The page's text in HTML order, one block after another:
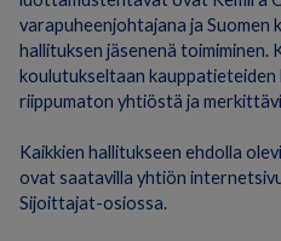
varapuheenjohtajana ja Suomen
hallituksen jäsenenä toimiminen.
koulutukseltaan kauppatieteiden
riippumaton yhtiöstä ja
Kaikkien hallitukseen ehdolla
ovat saatavilla yhtiön
Sijoittajat-osiossa.